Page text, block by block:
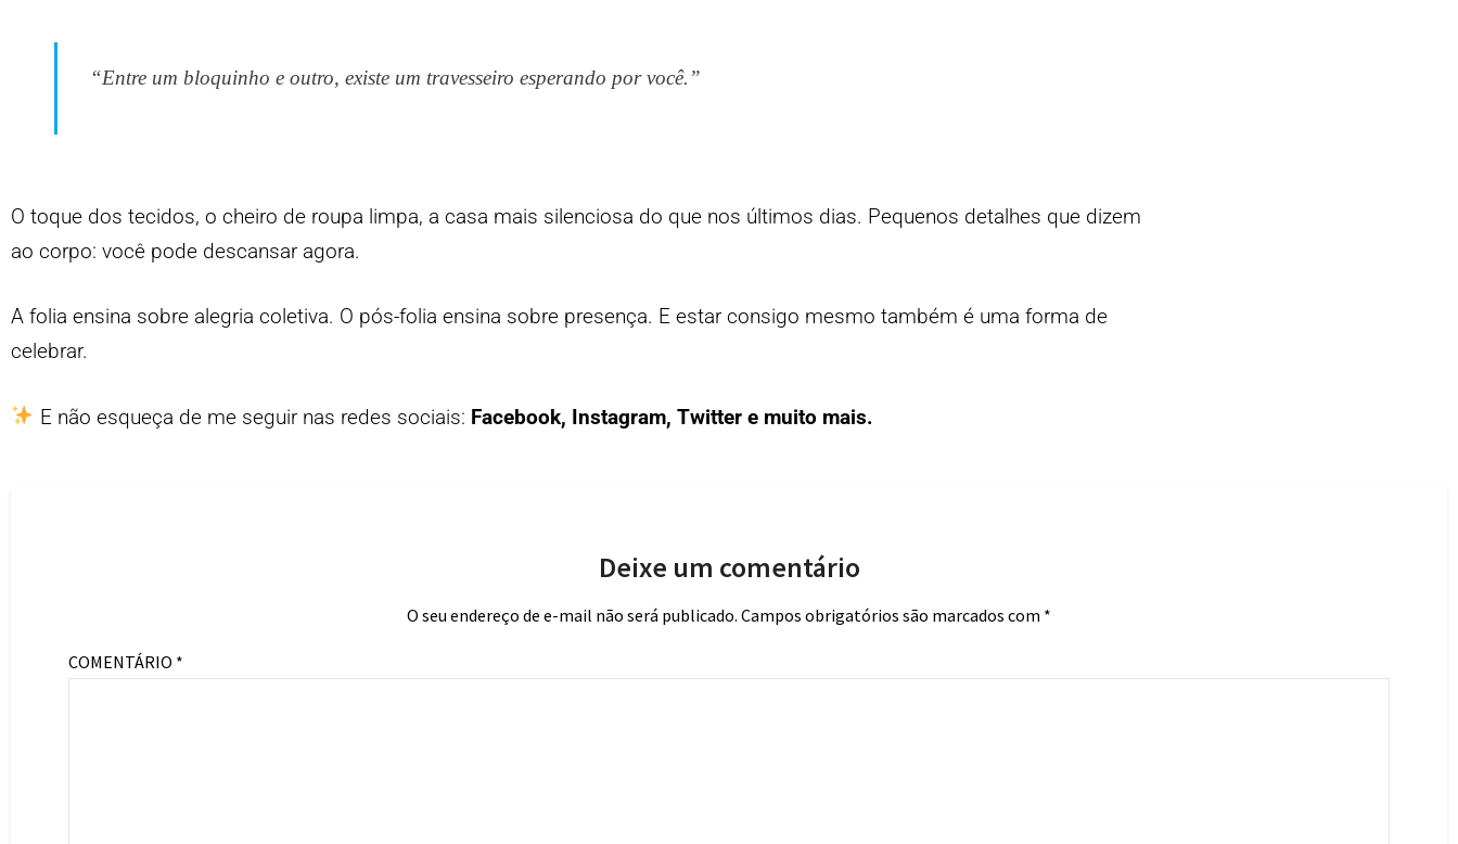
“Entre um bloquinho e outro, existe um travesseiro esperando por você.”
O toque dos tecidos, o cheiro de roupa limpa, a casa mais silenciosa do que nos últimos dias. Pequenos detalhes que dizem
ao corpo: você pode descansar agora.
A folia ensina sobre alegria coletiva. O pós-folia ensina sobre presença. E estar consigo mesmo também é uma forma de
celebrar.
E não esqueça de me seguir nas redes sociais: Facebook, Instagram, Twittere muito mais.
Deixe um comentário
O seu endereço de e-mail não será publicado. Campos obrigatórios são marcados com *
COMENTÁRIO *